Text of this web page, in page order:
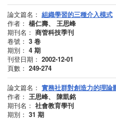
論文篇名： 組織學習的三種介入模式
作者： 楊仁壽、 王思峰
期刊名： 商管科技季刊
卷號： 3 卷
期別： 4 期
刊登日期： 2002-12-01
頁數： 249-274
論文篇名： 實務社群對創造力的理論
作者： 王思峰、 陳凱銘
期刊名： 社會教育學刊
期別： 31 期